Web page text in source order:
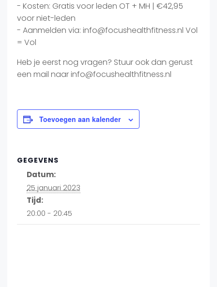
- Kosten: Gratis voor leden OT + MH | €42,95
voor niet-leden
- Aanmelden via: info@focushealthfitness.nl Vol
= Vol
Heb je eerst nog vragen? Stuur ook dan gerust
een mail naar info@focushealthfitness.nl
Toevoegen aan kalender
GEGEVENS
Datum:
25 januari 2023
Tijd:
20:00 - 20:45